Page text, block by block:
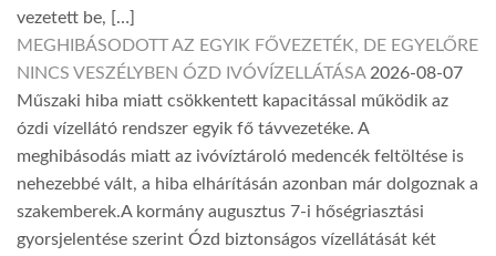
vezetett be, […]
MEGHIBÁSODOTT AZ EGYIK FŐVEZETÉK, DE EGYELŐRE
NINCS VESZÉLYBEN ÓZD IVÓVÍZELLÁTÁSA 2026-08-07
Műszaki hiba miatt csökkentett kapacitással működik az
ózdi vízellátó rendszer egyik fő távvezetéke. A
meghibásodás miatt az ivóvíztároló medencék feltöltése is
nehezebbé vált, a hiba elhárításán azonban már dolgoznak a
szakemberek.A kormány augusztus 7-i hőségriasztási
gyorsjelentése szerint Ózd biztonságos vízellátását két